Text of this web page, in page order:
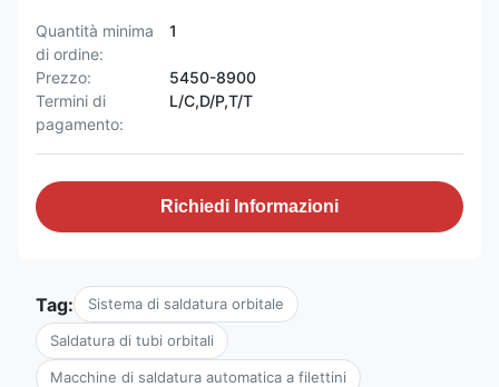
Quantità minima
di ordine:
1
Prezzo:
5450-8900
Termini di
pagamento:
L/C,D/P,T/T
Richiedi Informazioni
Tag: Sistema di saldatura orbitale
Saldatura di tubi orbitali
Macchine di saldatura automatica a filettini